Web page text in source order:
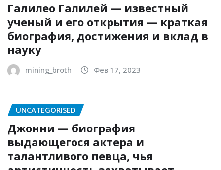
Галилео Галилей — известный
ученый и его открытия — краткая
биография, достижения и вклад в
науку
mining_broth Фев 17, 2023
UNCATEGORISED
Джонни — биография
выдающегося актера и
талантливого певца, чья